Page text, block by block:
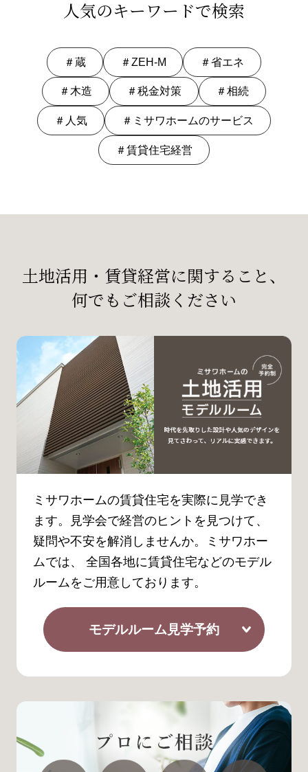
人気のキーワードで検索
＃蔵 ＃ZEH-M ＃省エネ
＃木造 ＃税金対策 ＃相続
＃人気 ＃ミサワホームのサービス
＃賃貸住宅経営
土地活用・賃貸経営に関すること、
何でもご相談ください
ミサワホームの賃貸住宅を実際に見学でき
ます。見学会で経営のヒントを見つけて、
疑問や不安を解消しませんか。ミサワホー
ムでは、 全国各地に賃貸住宅などのモデル
ルームをご用意しております。
モデルルーム見学予約